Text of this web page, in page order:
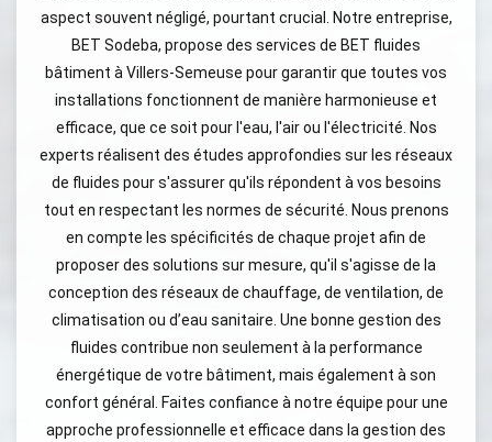
aspect souvent négligé, pourtant crucial. Notre entreprise,
BET Sodeba, propose des services de BET fluides
bâtiment à Villers-Semeuse pour garantir que toutes vos
installations fonctionnent de manière harmonieuse et
efficace, que ce soit pour l'eau, l'air ou l'électricité. Nos
experts réalisent des études approfondies sur les réseaux
de fluides pour s'assurer qu'ils répondent à vos besoins
tout en respectant les normes de sécurité. Nous prenons
en compte les spécificités de chaque projet afin de
proposer des solutions sur mesure, qu'il s'agisse de la
conception des réseaux de chauffage, de ventilation, de
climatisation ou d’eau sanitaire. Une bonne gestion des
fluides contribue non seulement à la performance
énergétique de votre bâtiment, mais également à son
confort général. Faites confiance à notre équipe pour une
approche professionnelle et efficace dans la gestion des